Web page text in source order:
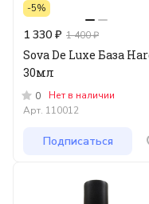
-5%
1 330 ₽ 1 400 ₽
Sova De Luxe База
30мл
0
Нет в наличии
Арт. 110012
Подписаться